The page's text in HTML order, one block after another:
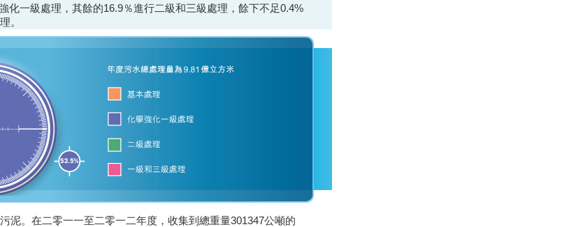
化一級處理，其餘的16.9％進行二級和三級處理，餘下不足0.4%
。
泥。在二零一一至二零一二年度，收集到總重量301347公噸的